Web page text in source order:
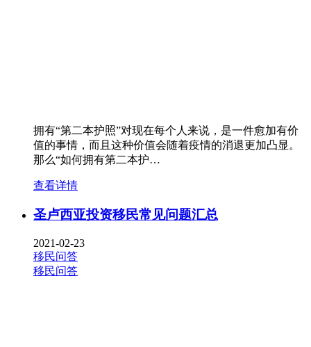
拥有“第二本护照”对现在每个人来说，是一件愈加有价
值的事情，而且这种价值会随着疫情的消退更加凸显。
那么“如何拥有第二本护…
查看详情
圣卢西亚投资移民常见问题汇总
2021-02-23
移民问答
移民问答